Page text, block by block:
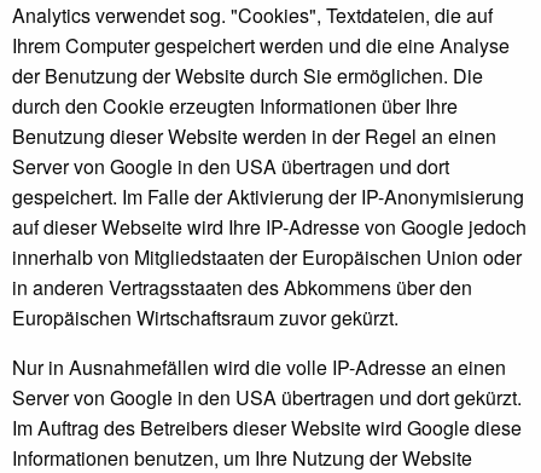
Analytics verwendet sog. "Cookies", Textdateien, die auf
Ihrem Computer gespeichert werden und die eine Analyse
der Benutzung der Website durch Sie ermöglichen. Die
durch den Cookie erzeugten Informationen über Ihre
Benutzung dieser Website werden in der Regel an einen
Server von Google in den USA übertragen und dort
gespeichert. Im Falle der Aktivierung der IP-Anonymisierung
auf dieser Webseite wird Ihre IP-Adresse von Google jedoch
innerhalb von Mitgliedstaaten der Europäischen Union oder
in anderen Vertragsstaaten des Abkommens über den
Europäischen Wirtschaftsraum zuvor gekürzt.
Nur in Ausnahmefällen wird die volle IP-Adresse an einen
Server von Google in den USA übertragen und dort gekürzt.
Im Auftrag des Betreibers dieser Website wird Google diese
Informationen benutzen, um Ihre Nutzung der Website